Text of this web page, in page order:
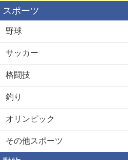
スポーツ
野球
サッカー
格闘技
釣り
オリンピック
その他スポーツ